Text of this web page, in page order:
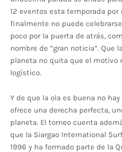
12 eventos esta temporada por
finalmente no puede
poco por la puerta de atrás,
nombre de “gran noticia”. Que
planeta no quita que el motivo
logístico.
Y de que la ola es buena no
ofrece una derecha perfecta,
planeta. El torneo cuenta
que la Siargao International
1996 y ha formado parte de la